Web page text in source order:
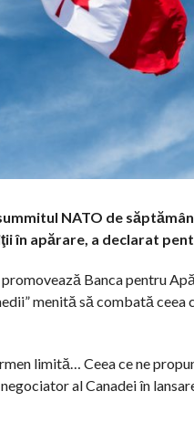
NATO de
în apărare, a declarat
Banca pentru
menită să combată
limită… Ceea ce ne
al Canadei în